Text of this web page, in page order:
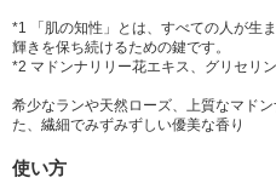
*1 「肌の知性」とは、すべての人が生
輝きを保ち続けるための鍵です。
*2 マドンナリリー花エキス、グリセリン
希少なランや天然ローズ、上質なマド
た、繊細でみずみずしい優美な香り
使い方